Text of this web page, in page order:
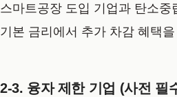
스마트공장 도입 기업과 탄소중
기본 금리에서 추가 차감 혜택
2-3. 융자 제한 기업 (사전 필